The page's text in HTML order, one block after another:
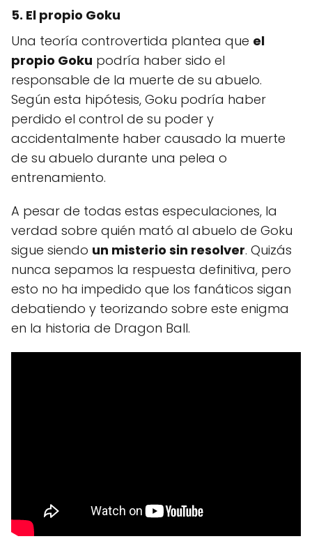
5. El propio Goku
Una teoría controvertida plantea que el
propio Goku podría haber sido el
responsable de la muerte de su abuelo.
Según esta hipótesis, Goku podría haber
perdido el control de su poder y
accidentalmente haber causado la muerte
de su abuelo durante una pelea o
entrenamiento.
A pesar de todas estas especulaciones, la
verdad sobre quién mató al abuelo de Goku
sigue siendo un misterio sin resolver. Quizás
nunca sepamos la respuesta definitiva, pero
esto no ha impedido que los fanáticos sigan
debatiendo y teorizando sobre este enigma
en la historia de Dragon Ball.